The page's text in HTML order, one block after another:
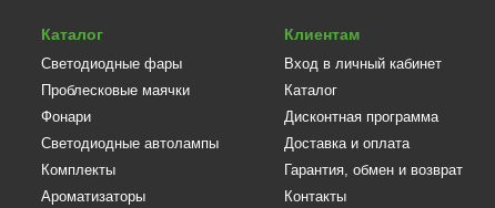
Каталог
Светодиодные фары
Проблесковые маячки
Фонари
Светодиодные автолампы
Комплекты
Ароматизаторы
Клиентам
Вход в личный кабинет
Каталог
Дисконтная программа
Доставка и оплата
Гарантия, обмен и возврат
Контакты